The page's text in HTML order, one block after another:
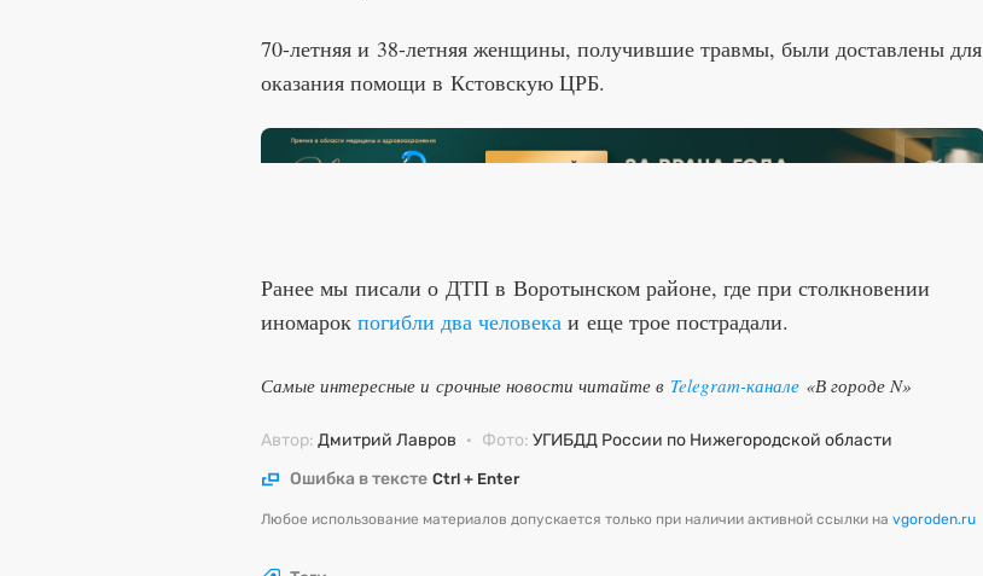
70-летняя и 38-летняя женщины, получившие травмы, были доставлены для
оказания помощи в Кстовскую ЦРБ.
Ранее мы писали о ДТП в Воротынском районе, где при столкновении
иномарок погибли два человека и еще трое пострадали.
Самые интересные и срочные новости читайте в Telegram-канале «В городе N»
Автор: Дмитрий Лавров · Фото: УГИБДД России по Нижегородской области
Ошибка в тексте Ctrl + Enter
Любое использование материалов допускается только при наличии активной ссылки на vgoroden.ru